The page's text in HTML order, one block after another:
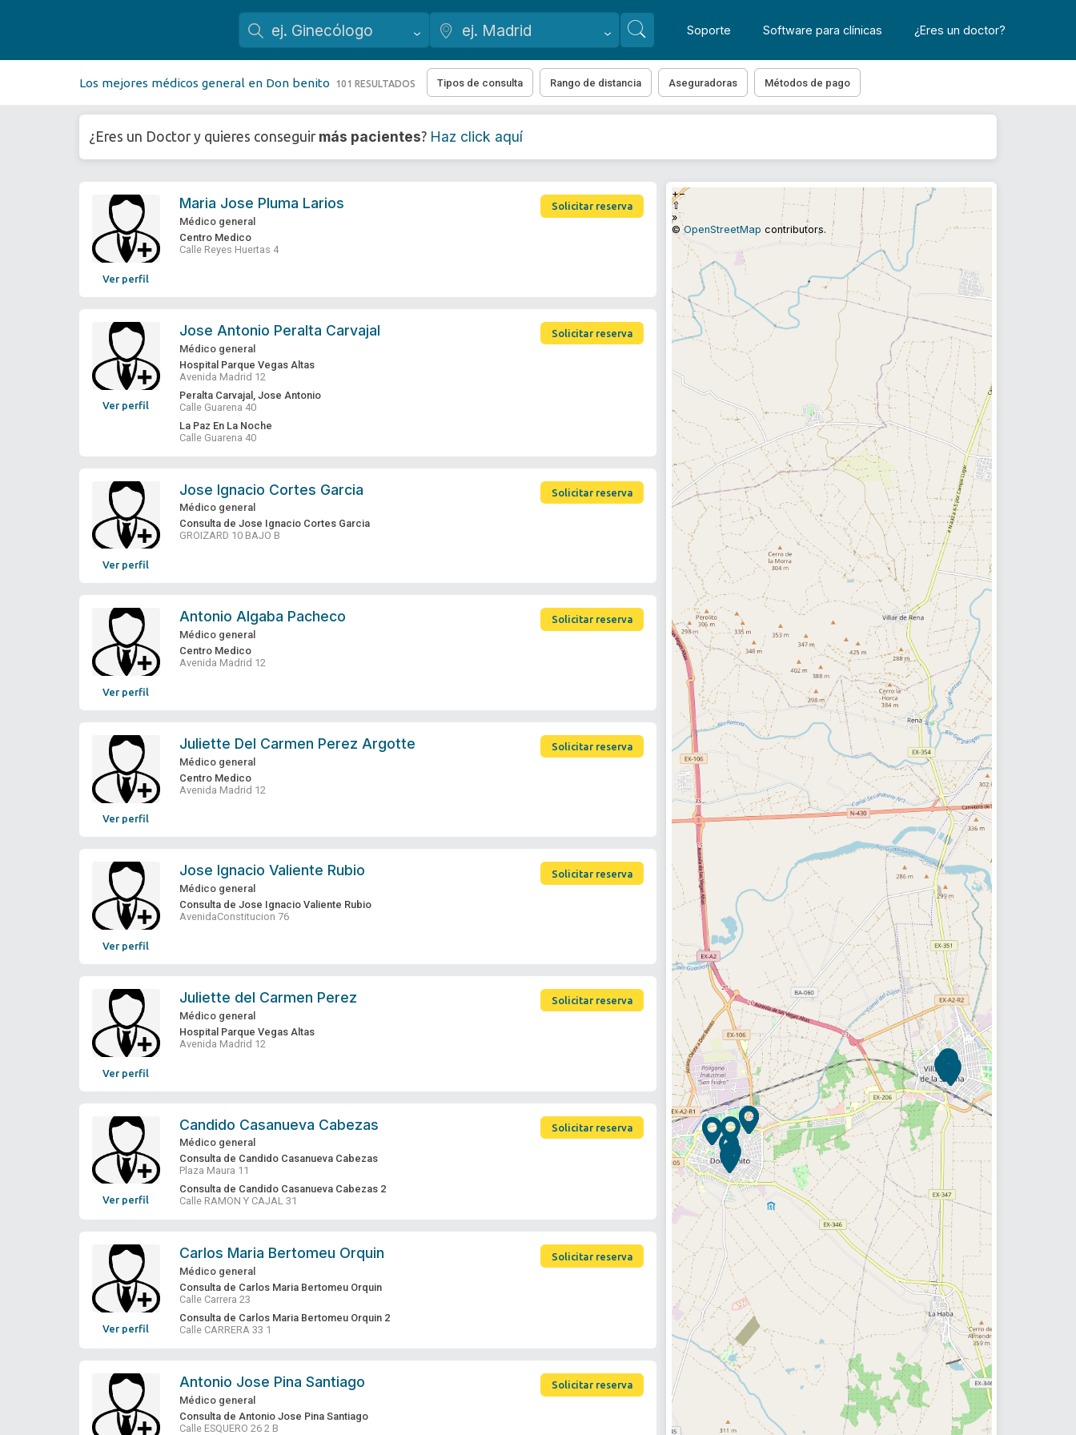
Soporte Software para clínicas ¿Eres un doctor?
Los mejores médicos general en Don benito 101 RESULTADOS Tipos de consulta Rango de distancia Aseguradoras Métodos de pago
¿Eres un Doctor y quieres conseguir más pacientes? Haz click aquí
Ver perfil
Maria Jose Pluma Larios Solicitar reserva
Médico general
Centro Medico
Calle Reyes Huertas 4
Ver perfil
Jose Antonio Peralta Carvajal Solicitar reserva
Médico general
Hospital Parque Vegas Altas
Avenida Madrid 12
Peralta Carvajal, Jose Antonio
Calle Guarena 40
La Paz En La Noche
Calle Guarena 40
Ver perfil
Jose Ignacio Cortes Garcia Solicitar reserva
Médico general
Consulta de Jose Ignacio Cortes Garcia
GROIZARD 10 BAJO B
Ver perfil
Antonio Algaba Pacheco Solicitar reserva
Médico general
Centro Medico
Avenida Madrid 12
Ver perfil
Juliette Del Carmen Perez Argotte Solicitar reserva
Médico general
Centro Medico
Avenida Madrid 12
Ver perfil
Jose Ignacio Valiente Rubio Solicitar reserva
Médico general
Consulta de Jose Ignacio Valiente Rubio
AvenidaConstitucion 76
Ver perfil
Juliette del Carmen Perez Solicitar reserva
Médico general
Hospital Parque Vegas Altas
Avenida Madrid 12
Ver perfil
Candido Casanueva Cabezas Solicitar reserva
Médico general
Consulta de Candido Casanueva Cabezas
Plaza Maura 11
Consulta de Candido Casanueva Cabezas 2
Calle RAMON Y CAJAL 31
Ver perfil
Carlos Maria Bertomeu Orquin Solicitar reserva
Médico general
Consulta de Carlos Maria Bertomeu Orquin
Calle Carrera 23
Consulta de Carlos Maria Bertomeu Orquin 2
Calle CARRERA 33 1
Antonio Jose Pina Santiago Solicitar reserva
Médico general
Consulta de Antonio Jose Pina Santiago
Calle ESQUERO 26 2 B
+−
⇧
»
©OpenStreetMap contributors.